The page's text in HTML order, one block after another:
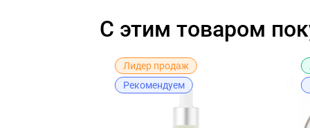
C этим товаром
Лидер продаж
Рекомендуем